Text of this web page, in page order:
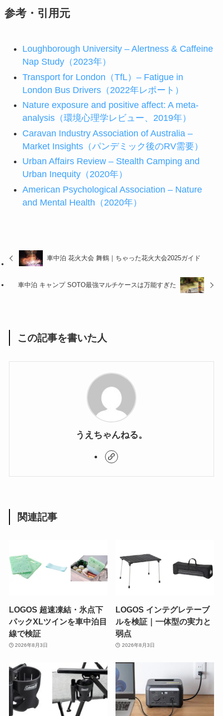
参考・引用元
Loughborough University – Alertness & Caffeine
Nap Study（2023年）
Transport for London（TfL）– Fatigue in
London Bus Drivers（2022年レポート）
Nature exposure and positive affect: A meta-
analysis（環境心理学レビュー、2019年）
Caravan Industry Association of Australia –
Market Insights（パンデミック後のRV需要）
Urban Affairs Review – Stealth Camping and
Urban Inequity（2020年）
American Psychological Association – Nature
and Mental Health（2020年）
車中泊 花火大会 舞鶴｜ちゃった花火大会2025ガイド
車中泊 キャンプ SOTO最強マルチケースは万能すぎた
この記事を書いた人
うえちゃんねる。
関連記事
LOGOS 超速凍結・氷点下
パックXLツインを車中泊目
線で検証
2026年8月3日
LOGOS インテグレテーブ
ルを検証｜一体型の実力と
弱点
2026年8月3日